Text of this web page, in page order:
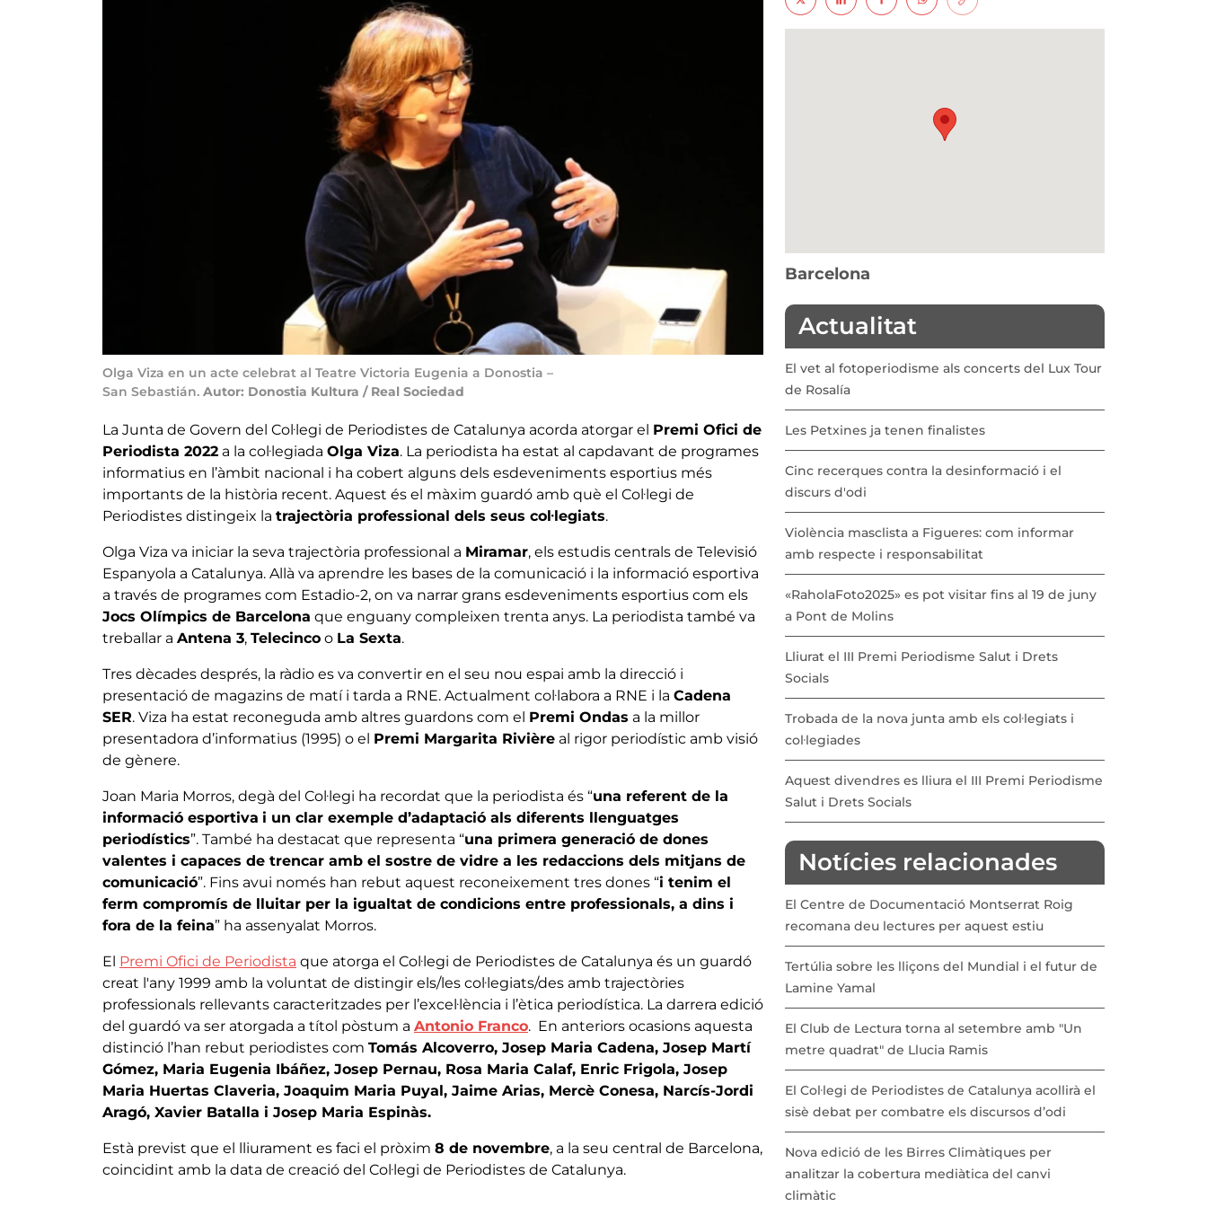
Olga Viza en un acte celebrat al Teatre Victoria Eugenia a Donostia –
San Sebastián. Autor: Donostia Kultura / Real Sociedad
La Junta de Govern del Col·legi de Periodistes de Catalunya acorda atorgar el Premi Ofici de
Periodista 2022 a la col·legiada Olga Viza. La periodista ha estat al capdavant de programes
informatius en l’àmbit nacional i ha cobert alguns dels esdeveniments esportius més
importants de la història recent. Aquest és el màxim guardó amb què el Col·legi de
Periodistes distingeix la trajectòria professional dels seus col·legiats.
Olga Viza va iniciar la seva trajectòria professional a Miramar, els estudis centrals de Televisió
Espanyola a Catalunya. Allà va aprendre les bases de la comunicació i la informació esportiva
a través de programes com Estadio-2, on va narrar grans esdeveniments esportius com els
Jocs Olímpics de Barcelona que enguany compleixen trenta anys. La periodista també va
treballar a Antena 3, Telecinco o La Sexta.
Tres dècades després, la ràdio es va convertir en el seu nou espai amb la direcció i
presentació de magazins de matí i tarda a RNE. Actualment col·labora a RNE i la Cadena
SER. Viza ha estat reconeguda amb altres guardons com el Premi Ondas a la millor
presentadora d’informatius (1995) o el Premi Margarita Rivière al rigor periodístic amb visió
de gènere.
Joan Maria Morros, degà del Col·legi ha recordat que la periodista és “una referent de la
informació esportiva i un clar exemple d’adaptació als diferents llenguatges
periodístics”. També ha destacat que representa “una primera generació de dones
valentes i capaces de trencar amb el sostre de vidre a les redaccions dels mitjans de
comunicació”. Fins avui només han rebut aquest reconeixement tres dones “i tenim el
ferm compromís de lluitar per la igualtat de condicions entre professionals, a dins i
fora de la feina” ha assenyalat Morros.
El Premi Ofici de Periodista que atorga el Col·legi de Periodistes de Catalunya és un guardó
creat l'any 1999 amb la voluntat de distingir els/les col·legiats/des amb trajectòries
professionals rellevants caracteritzades per l’excel·lència i l’ètica periodística. La darrera edició
del guardó va ser atorgada a títol pòstum a Antonio Franco. En anteriors ocasions aquesta
distinció l’han rebut periodistes com Tomás Alcoverro, Josep Maria Cadena, Josep Martí
Gómez, Maria Eugenia Ibáñez, Josep Pernau, Rosa Maria Calaf, Enric Frigola, Josep
Maria Huertas Claveria, Joaquim Maria Puyal, Jaime Arias, Mercè Conesa, Narcís-Jordi
Aragó, Xavier Batalla i Josep Maria Espinàs.
Està previst que el lliurament es faci el pròxim 8 de novembre, a la seu central de Barcelona,
coincidint amb la data de creació del Col·legi de Periodistes de Catalunya.
Barcelona
Actualitat
El vet al fotoperiodisme als concerts del Lux Tour
de Rosalía
Les Petxines ja tenen finalistes
Cinc recerques contra la desinformació i el
discurs d'odi
Violència masclista a Figueres: com informar
amb respecte i responsabilitat
«RaholaFoto2025» es pot visitar fins al 19 de juny
a Pont de Molins
Lliurat el III Premi Periodisme Salut i Drets
Socials
Trobada de la nova junta amb els col·legiats i
col·legiades
Aquest divendres es lliura el III Premi Periodisme
Salut i Drets Socials
Notícies relacionades
El Centre de Documentació Montserrat Roig
recomana deu lectures per aquest estiu
Tertúlia sobre les lliçons del Mundial i el futur de
Lamine Yamal
El Club de Lectura torna al setembre amb "Un
metre quadrat" de Llucia Ramis
El Col·legi de Periodistes de Catalunya acollirà el
sisè debat per combatre els discursos d’odi
Nova edició de les Birres Climàtiques per
analitzar la cobertura mediàtica del canvi
climàtic